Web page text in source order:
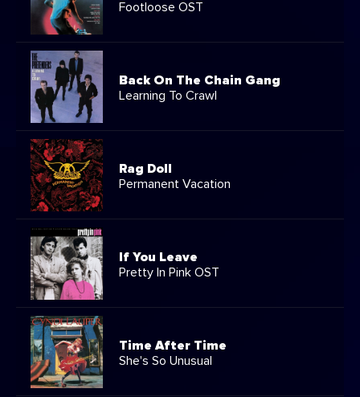
Footloose OST
Back On The Chain Gang
Learning To Crawl
Rag Doll
Permanent Vacation
If You Leave
Pretty In Pink OST
Time After Time
She's So Unusual